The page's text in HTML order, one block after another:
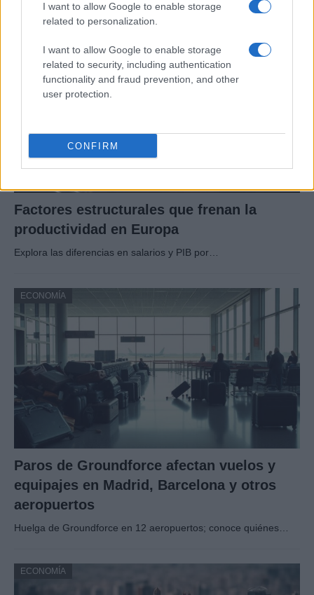
I want to allow Google to enable storage
related to personalization.
I want to allow Google to enable storage
related to security, including authentication
functionality and fraud prevention, and other
user protection.
CONFIRM
Factores estructurales que frenan la
productividad en Europa
Explora las diferencias en salarios y PIB por…
ECONOMÍA
Paros de Groundforce afectan vuelos y
equipajes en Madrid, Barcelona y otros
aeropuertos
Huelga de Groundforce en 12 aeropuertos; conoce quiénes…
ECONOMÍA